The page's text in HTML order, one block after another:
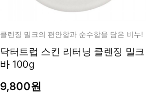
클렌징 밀크의 편안함과 순수함을 담은 비누!
닥터트럽 스킨 리터닝 클렌징 밀크
바 100g
9,800원